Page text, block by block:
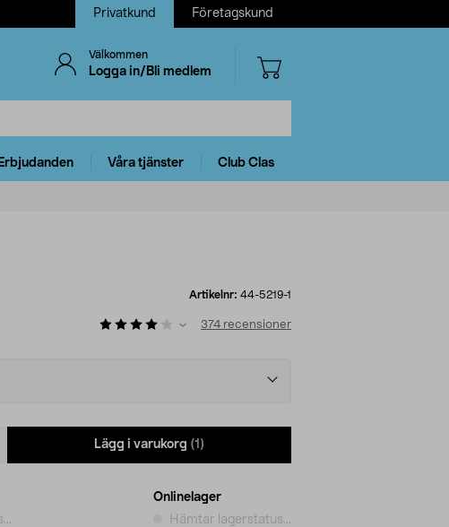
Privatkund Företagskund
Välkommen
Logga in/Bli medlem
Erbjudanden Våra tjänster Club Clas
Artikelnr: 44-5219-1
374 recensioner
Lägg i varukorg (1)
Onlinelager
Hämtar lagerstatus...